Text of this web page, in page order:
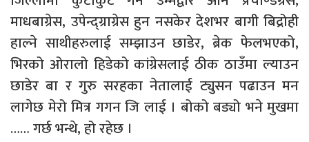
माधबाग्रेस, उपेन्द्ग्राग्रेस हुन नसकेर देशभर बागी बिद्रोही
हाल्ने साथीहरुलाई सम्झाउन छाडेर, ब्रेक फेलभएको,
भिरको ओरालो हिडेको कांग्रेसलाई ठीक ठाउँमा ल्याउन
छाडेर बा र गुरु सरहका नेतालाई ट्युसन पढाउन मन
लागेछ मेरो मित्र गगन जि लाई । बोको बड्यो भने मुखमा
…… गर्छ भन्थे, हो रहेछ ।